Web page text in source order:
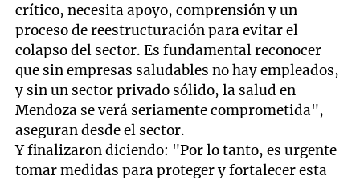
crítico, necesita apoyo, comprensión y un
proceso de reestructuración para evitar el
colapso del sector. Es fundamental reconocer
que sin empresas saludables no hay empleados,
y sin un sector privado sólido, la salud en
Mendoza se verá seriamente comprometida",
aseguran desde el sector.
Y finalizaron diciendo: "Por lo tanto, es urgente
tomar medidas para proteger y fortalecer esta